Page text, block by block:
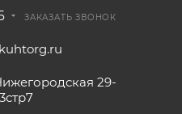
ЗАКАЗАТЬ ЗВОНОК
29-